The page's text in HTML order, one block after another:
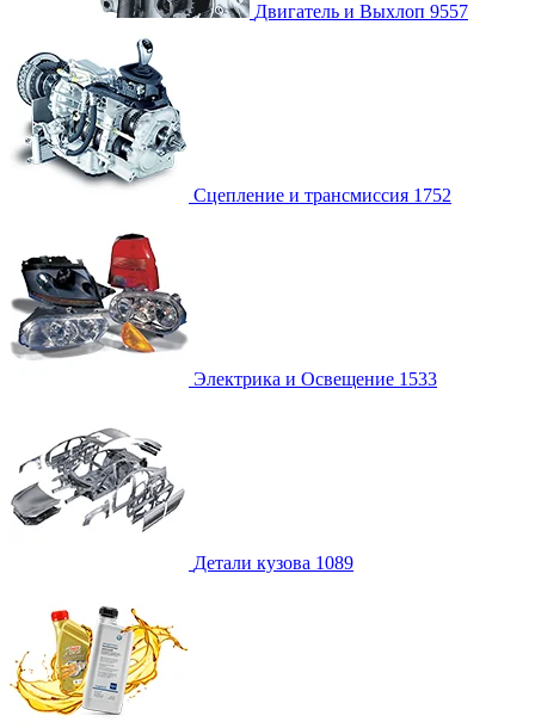
Двигатель и Выхлоп 9557
Сцепление и трансмиссия 1752
Электрика и Освещение 1533
Детали кузова 1089